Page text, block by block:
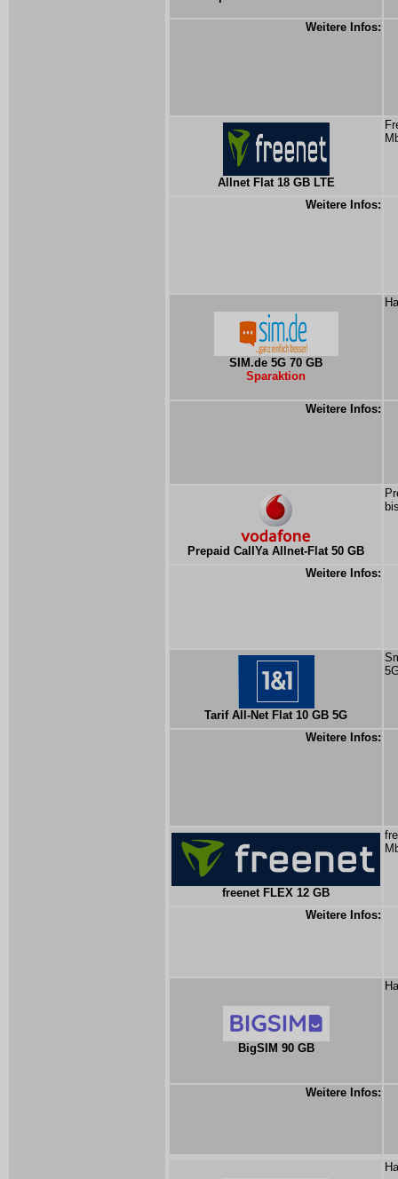
Weitere Infos:
Allnet Flat 18 GB LTE
Weitere Infos:
SIM.de 5G 70 GB
Sparaktion
Weitere Infos:
Prepaid CallYa Allnet-Flat 50 GB
Weitere Infos:
Tarif All-Net Flat 10 GB 5G
Weitere Infos:
freenet FLEX 12 GB
Weitere Infos:
BigSIM 90 GB
Weitere Infos: